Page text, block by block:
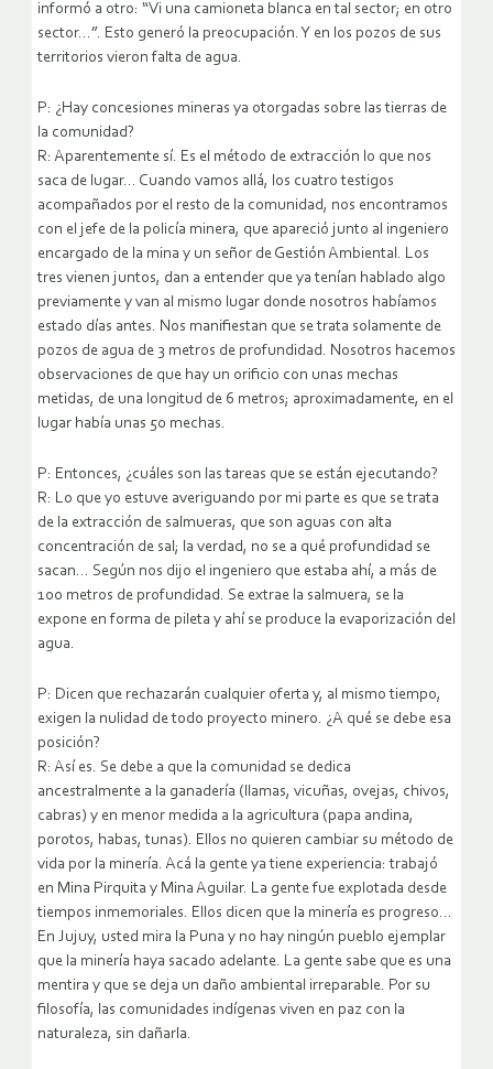
informó a otro: “Vi una camioneta blanca en tal sector; en otro
sector…”. Esto generó la preocupación. Y en los pozos de sus
territorios vieron falta de agua.
P: ¿Hay concesiones mineras ya otorgadas sobre las tierras de
la comunidad?
R: Aparentemente sí. Es el método de extracción lo que nos
saca de lugar… Cuando vamos allá, los cuatro testigos
acompañados por el resto de la comunidad, nos encontramos
con el jefe de la policía minera, que apareció junto al ingeniero
encargado de la mina y un señor de Gestión Ambiental. Los
tres vienen juntos, dan a entender que ya tenían hablado algo
previamente y van al mismo lugar donde nosotros habíamos
estado días antes. Nos manifiestan que se trata solamente de
pozos de agua de 3 metros de profundidad. Nosotros hacemos
observaciones de que hay un orificio con unas mechas
metidas, de una longitud de 6 metros; aproximadamente, en el
lugar había unas 50 mechas.
P: Entonces, ¿cuáles son las tareas que se están ejecutando?
R: Lo que yo estuve averiguando por mi parte es que se trata
de la extracción de salmueras, que son aguas con alta
concentración de sal; la verdad, no se a qué profundidad se
sacan… Según nos dijo el ingeniero que estaba ahí, a más de
100 metros de profundidad. Se extrae la salmuera, se la
expone en forma de pileta y ahí se produce la evaporización del
agua.
P: Dicen que rechazarán cualquier oferta y, al mismo tiempo,
exigen la nulidad de todo proyecto minero. ¿A qué se debe esa
posición?
R: Así es. Se debe a que la comunidad se dedica
ancestralmente a la ganadería (llamas, vicuñas, ovejas, chivos,
cabras) y en menor medida a la agricultura (papa andina,
porotos, habas, tunas). Ellos no quieren cambiar su método de
vida por la minería. Acá la gente ya tiene experiencia: trabajó
en Mina Pirquita y Mina Aguilar. La gente fue explotada desde
tiempos inmemoriales. Ellos dicen que la minería es progreso…
En Jujuy, usted mira la Puna y no hay ningún pueblo ejemplar
que la minería haya sacado adelante. La gente sabe que es una
mentira y que se deja un daño ambiental irreparable. Por su
filosofía, las comunidades indígenas viven en paz con la
naturaleza, sin dañarla.